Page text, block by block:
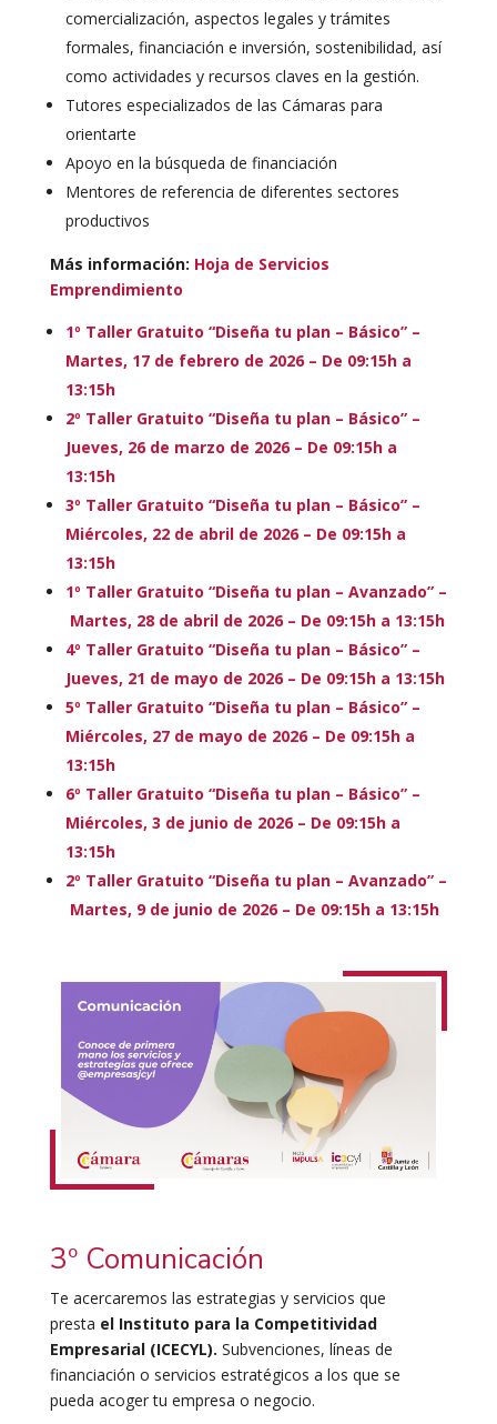
comercialización, aspectos legales y trámites
formales, financiación e inversión, sostenibilidad, así
como actividades y recursos claves en la gestión.
Tutores especializados de las Cámaras para
orientarte
Apoyo en la búsqueda de financiación
Mentores de referencia de diferentes sectores
productivos
Más información: Hoja de Servicios
Emprendimiento
1º Taller Gratuito “Diseña tu plan – Básico” –
Martes, 17 de febrero de 2026 – De 09:15h a
13:15h
2º Taller Gratuito “Diseña tu plan – Básico” –
Jueves, 26 de marzo de 2026 – De 09:15h a
13:15h
3º Taller Gratuito “Diseña tu plan – Básico” –
Miércoles, 22 de abril de 2026 – De 09:15h a
13:15h
1º Taller Gratuito “Diseña tu plan – Avanzado” –
Martes, 28 de abril de 2026 – De 09:15h a 13:15h
4º Taller Gratuito “Diseña tu plan – Básico” –
Jueves, 21 de mayo de 2026 – De 09:15h a 13:15h
5º Taller Gratuito “Diseña tu plan – Básico” –
Miércoles, 27 de mayo de 2026 – De 09:15h a
13:15h
6º Taller Gratuito “Diseña tu plan – Básico” –
Miércoles, 3 de junio de 2026 – De 09:15h a
13:15h
2º Taller Gratuito “Diseña tu plan – Avanzado” –
Martes, 9 de junio de 2026 – De 09:15h a 13:15h
3º Comunicación
Te acercaremos las estrategias y servicios que
presta el Instituto para la Competitividad
Empresarial (ICECYL). Subvenciones, líneas de
financiación o servicios estratégicos a los que se
pueda acoger tu empresa o negocio.